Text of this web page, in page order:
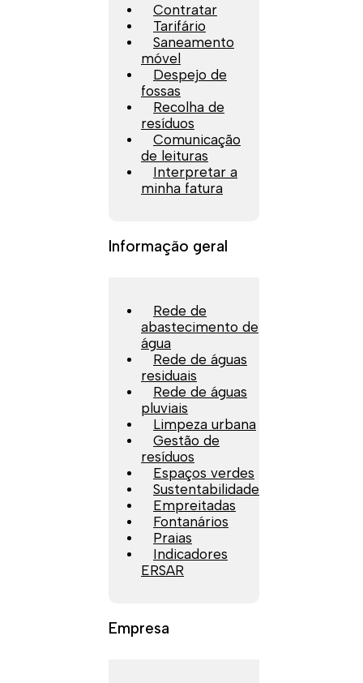
Contratar
Tarifário
Saneamento
móvel
Despejo de
fossas
Recolha de
resíduos
Comunicação
de leituras
Interpretar a
minha fatura
Informação geral
Rede de
abastecimento de
água
Rede de águas
residuais
Rede de águas
pluviais
Limpeza urbana
Gestão de
resíduos
Espaços verdes
Sustentabilidade
Empreitadas
Fontanários
Praias
Indicadores
ERSAR
Empresa